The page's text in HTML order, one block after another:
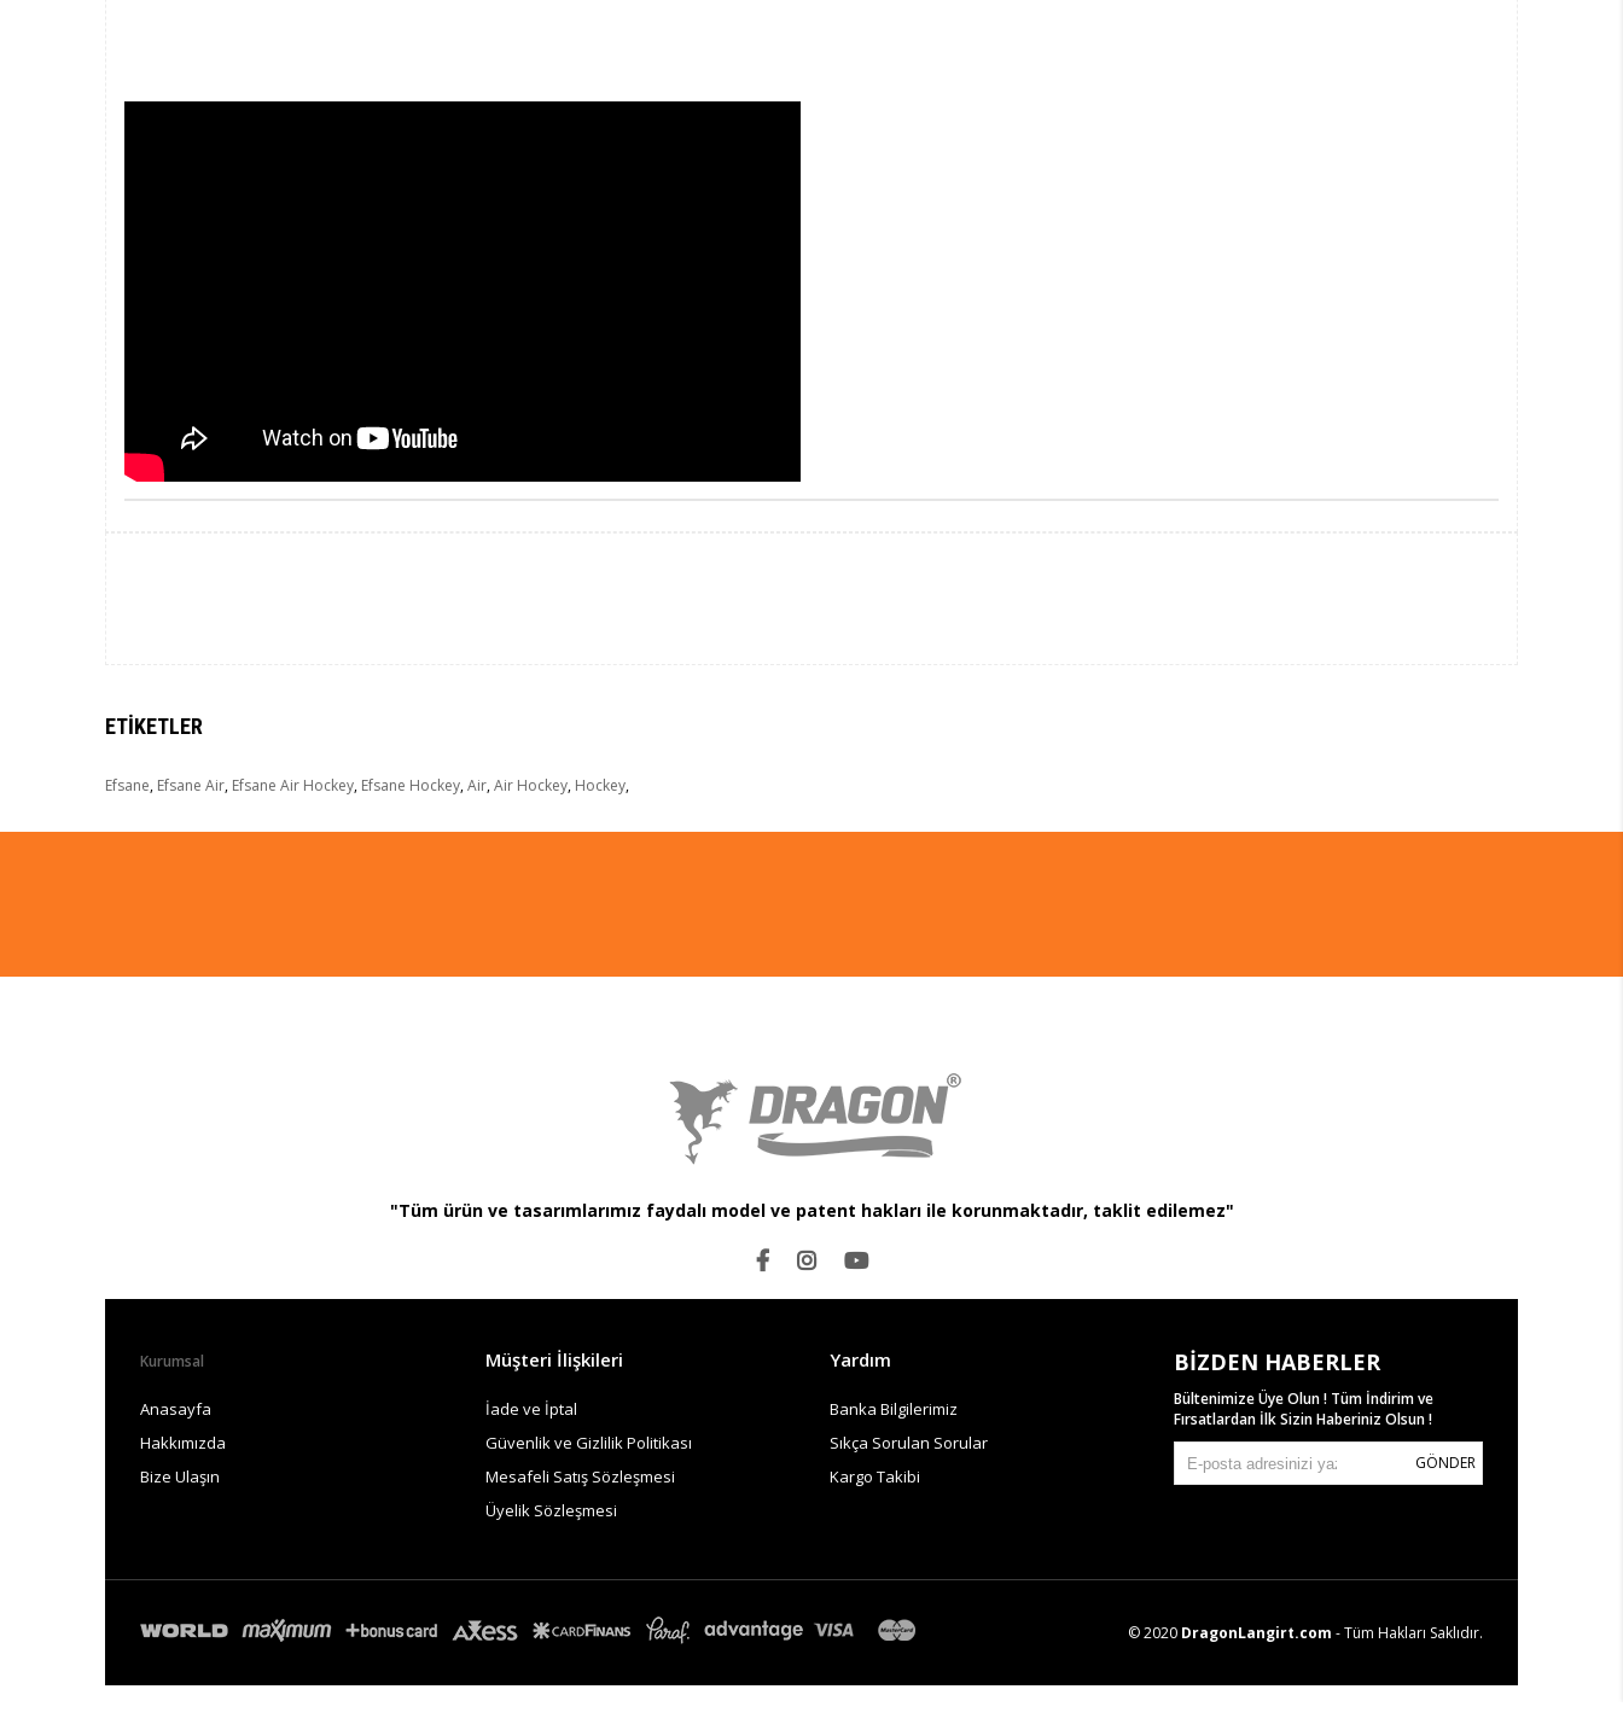
ETIKETLER
Efsane, Efsane Air, Efsane Air Hockey, Efsane Hockey,Air,Air Hockey, Hockey,
"Tüm ürün ve tasarımlarımız faydalı model ve patent hakları ile korunmaktadır, taklit edilemez"
Kurumsal
Anasayfa
Hakkımızda
Bize Ulaşın
Müşteri İlişkileri
İade ve İptal
Güvenlik ve Gizlilik Politikası
Mesafeli Satış Sözleşmesi
Üyelik Sözleşmesi
Yardım
Banka Bilgilerimiz
Sıkça Sorulan Sorular
Kargo Takibi
BIZDEN HABERLER
Bültenimize Üye Olun ! Tüm İndirim ve
Fırsatlardan İlk Sizin Haberiniz Olsun !
GÖNDER
© 2020 DragonLangirt.com - Tüm Hakları Saklıdır.